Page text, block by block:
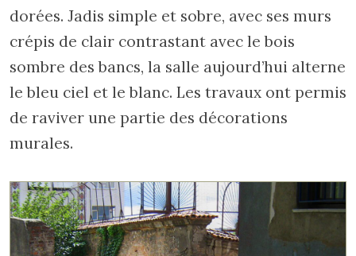
dorées. Jadis simple et sobre, avec ses murs
crépis de clair contrastant avec le bois
sombre des bancs, la salle aujourd’hui alterne
le bleu ciel et le blanc. Les travaux ont permis
de raviver une partie des décorations
murales.